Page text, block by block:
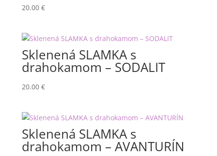
20.00 €
Sklenená SLAMKA s
drahokamom – SODALIT
20.00 €
Sklenená SLAMKA s
drahokamom – AVANTURÍN